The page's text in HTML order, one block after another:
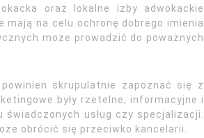
oraz lokalne izby adwokackie
mają na celu ochronę dobrego imienia
może prowadzić do poważnych
skrupulatnie zapoznać się z
były rzetelne, informacyjne i
usług czy specjalizacji.
obrócić się przeciwko kancelarii.